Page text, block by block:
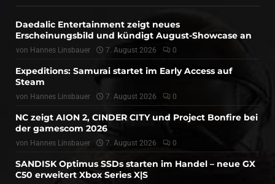
Daedalic Entertainment zeigt neues
Erscheinungsbild und kündigt August-Showcase an
von Hannes Linsbauer 7. August 2026 0
Expeditions: Samurai startet im Early Access auf
Steam
von Hannes Linsbauer 7. August 2026 0
NC zeigt AION 2, CINDER CITY und Project Bonfire bei
der gamescom 2026
von Hannes Linsbauer 7. August 2026 0
SANDISK Optimus SSDs starten im Handel – neue GX
C50 erweitert Xbox Series X|S